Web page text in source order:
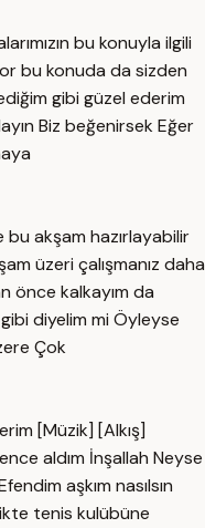
bu konuyla ilgili
bu konuda da sizden
gibi güzel ederim
Biz beğenirsek Eğer
akşam hazırlayabilir
üzeri çalışmanız daha
önce kalkayım da
diyelim mi Öyleyse
Çok
[Müzik] [Alkış]
aldım İnşallah Neyse
aşkım nasılsın
tenis kulübüne